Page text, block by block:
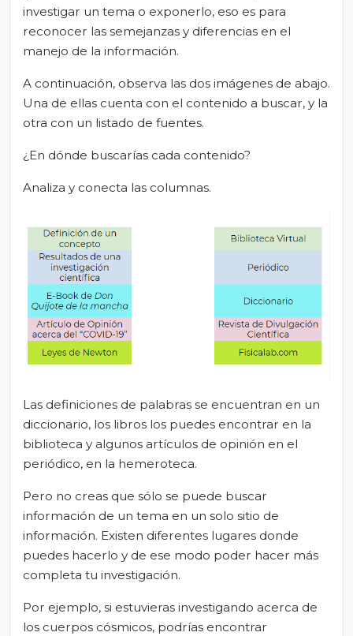
investigar un tema o exponerlo, eso es para
reconocer las semejanzas y diferencias en el
manejo de la información.
A continuación, observa las dos imágenes de abajo.
Una de ellas cuenta con el contenido a buscar, y la
otra con un listado de fuentes.
¿En dónde buscarías cada contenido?
Analiza y conecta las columnas.
Las definiciones de palabras se encuentran en un
diccionario, los libros los puedes encontrar en la
biblioteca y algunos artículos de opinión en el
periódico, en la hemeroteca.
Pero no creas que sólo se puede buscar
información de un tema en un solo sitio de
información. Existen diferentes lugares donde
puedes hacerlo y de ese modo poder hacer más
completa tu investigación.
Por ejemplo, si estuvieras investigando acerca de
los cuerpos cósmicos, podrías encontrar